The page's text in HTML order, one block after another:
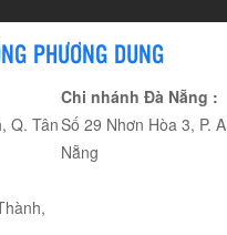
PHƯƠNG DUNG
Q. Tân
Chi nhánh Đà Nẵng :
Số 29 Nhơn Hòa 3, P.
Nẵng